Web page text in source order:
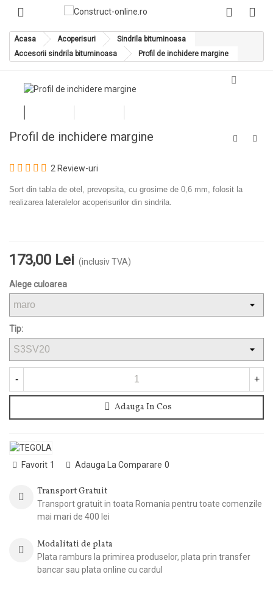
Acasa Acoperisuri
Sindrila bituminoasa
Accesorii sindrila bituminoasa
Profil de inchidere margine
Profil de inchidere margine
2 Review-uri
Sort din tabla de otel, prevopsita, cu grosime de 0,6 mm, folosit la
realizarea lateralelor acoperisurilor din sindrila.
173,00 Lei (inclusiv TVA)
Alege culoarea
Tip:
- +
Adauga In Cos
Favorit 1 Adauga La Comparare 0
Transport Gratuit
Transport gratuit in toata Romania pentru toate comenzile
mai mari de 400 lei
Modalitati de plata
Plata ramburs la primirea produselor, plata prin transfer
bancar sau plata online cu cardul